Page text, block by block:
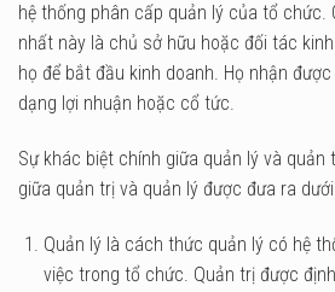
hệ thống phân cấp quản lý của tổ chức.
nhất này là chủ sở hữu hoặc đối tác
họ để bắt đầu kinh doanh. Họ nhận
dạng lợi nhuận hoặc cổ tức.
Sự khác biệt chính giữa quản lý và quản
giữa quản trị và quản lý được đưa ra
Quản lý là cách thức quản lý có hệ
việc trong tổ chức. Quản trị được